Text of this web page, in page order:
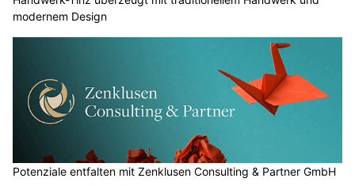
modernem Design
Potenziale entfalten mit Zenklusen Consulting & Partner GmbH